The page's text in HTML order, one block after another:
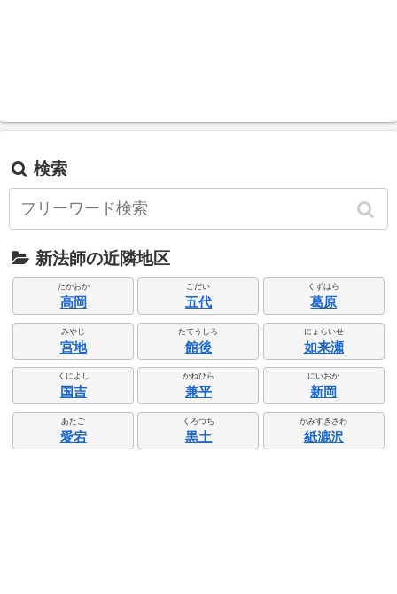
検索
新法師の近隣地区
たかおか
高岡
ごだい
五代
くずはら
葛原
みやじ
宮地
たてうしろ
館後
にょらいせ
如来瀬
くによし
国吉
かねひら
兼平
にいおか
新岡
あたご
愛宕
くろつち
黒土
かみすきさわ
紙漉沢